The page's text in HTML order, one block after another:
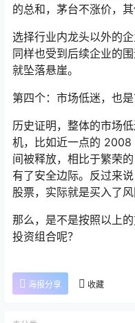
的总和，茅台不涨价，
选择行业内龙头以外的
同样也受到后续企业的
就坠落悬崖。
第四个：市场低迷，也
历史证明，整体的市场
机，比如近一点的 2008
间被释放，相比于繁荣
有了安全边际。反过来
股票，实际就是买入了风
那么，是不是按照以上
投资组合呢？
海报分享 收藏